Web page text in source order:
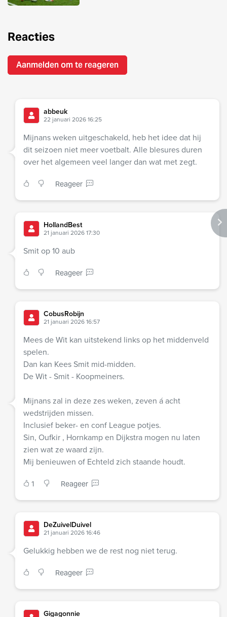
Reacties
Aanmelden om te reageren
abbeuk
22 januari 2026 16:25
Mijnans weken uitgeschakeld, heb het idee dat hij
dit seizoen niet meer voetbalt. Alle blesures duren
over het algemeen veel langer dan wat met zegt.
Reageer
HollandBest
21 januari 2026 17:30
Smit op 10 aub
Reageer
CobusRobijn
21 januari 2026 16:57
Mees de Wit kan uitstekend links op het middenveld
spelen.
Dan kan Kees Smit mid-midden.
De Wit - Smit - Koopmeiners.
Mijnans zal in deze zes weken, zeven á acht
wedstrijden missen.
Inclusief beker- en conf League potjes.
Sin, Oufkir , Hornkamp en Dijkstra mogen nu laten
zien wat ze waard zijn.
Mij benieuwen of Echteld zich staande houdt.
1 Reageer
DeZuivelDuivel
21 januari 2026 16:46
Gelukkig hebben we de rest nog niet terug.
Reageer
Gigagonnie